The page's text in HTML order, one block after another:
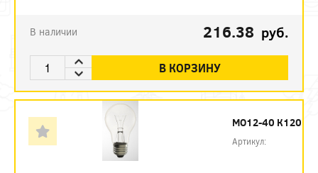
В наличии 216.38 руб.
В КОРЗИНУ
МО12-40 К120
Артикул: